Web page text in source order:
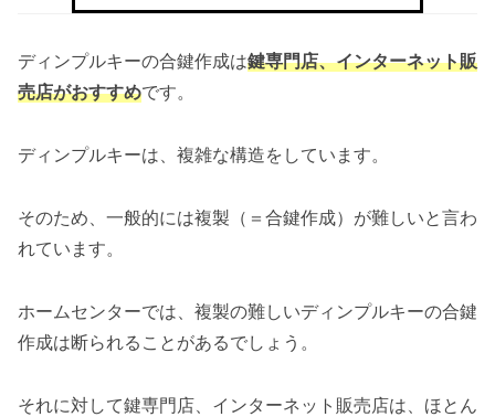
ディンプルキーの合鍵作成は鍵専門店、インターネット販
売店がおすすめです。
ディンプルキーは、複雑な構造をしています。
そのため、一般的には複製（＝合鍵作成）が難しいと言わ
れています。
ホームセンターでは、複製の難しいディンプルキーの合鍵
作成は断られることがあるでしょう。
それに対して鍵専門店、インターネット販売店は、ほとん